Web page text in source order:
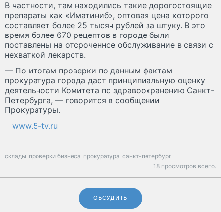
В частности, там находились такие дорогостоящие
препараты как «Иматиниб», оптовая цена которого
составляет более 25 тысяч рублей за штуку. В это
время более 670 рецептов в городе были
поставлены на отсроченное обслуживание в связи с
нехваткой лекарств.
— По итогам проверки по данным фактам
прокуратура города даст принципиальную оценку
деятельности Комитета по здравоохранению Санкт-
Петербурга, — говорится в сообщении
Прокуратуры.
www.5-tv.ru
склады проверки бизнеса прокуратура санкт-петербург
18 просмотров всего.
ОБСУДИТЬ